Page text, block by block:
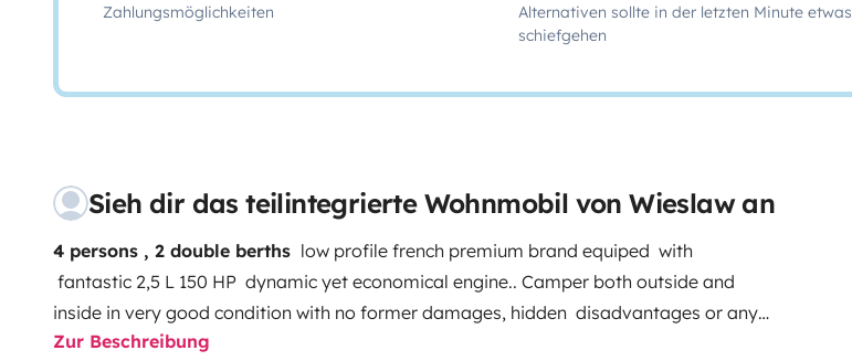
Zahlungsmöglichkeiten
Alternativen sollte in der letzten Minute etwas
schiefgehen
Sieh dir das teilintegrierte Wohnmobil von Wieslaw an
4 persons , 2 double berths low profile french premium brand equiped with
fantastic 2,5 L 150 HP dynamic yet economical engine.. Camper both outside and
inside in very good condition with no former damages, hidden disadvantages or any
risks ,fully equiped and ready to drive.Most of the equpiment is new due to owners
Zur Beschreibung